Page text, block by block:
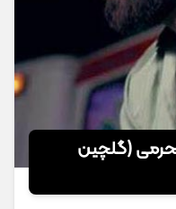
(گلچین